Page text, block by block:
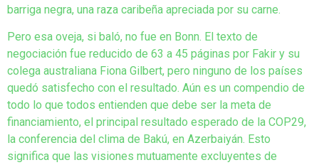
barriga negra, una raza caribeña apreciada por su carne.
Pero esa oveja, si baló, no fue en Bonn. El texto de
negociación fue reducido de 63 a 45 páginas por Fakir y su
colega australiana Fiona Gilbert, pero ninguno de los países
quedó satisfecho con el resultado. Aún es un compendio de
todo lo que todos entienden que debe ser la meta de
financiamiento, el principal resultado esperado de la COP29,
la conferencia del clima de Bakú, en Azerbaiyán. Esto
significa que las visiones mutuamente excluyentes de